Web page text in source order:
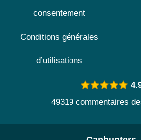
consentement
Conditions générales
d’utilisations
49319 commentaires